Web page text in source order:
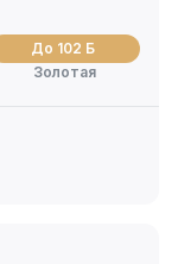
До 102 Б
Золотая